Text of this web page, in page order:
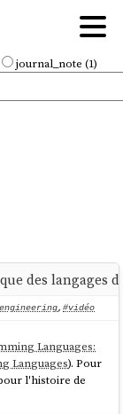
journal_note (1)
des langages
, #vidéo
Languages:
Languages). Pour
l'histoire de